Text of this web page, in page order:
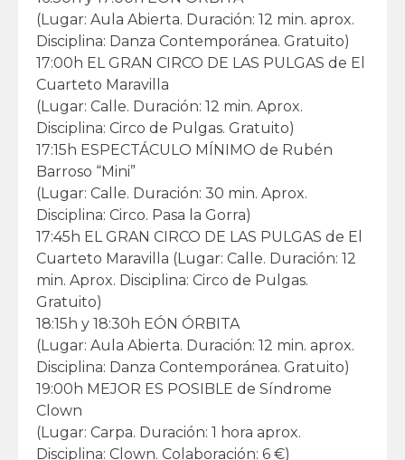
(Lugar: Aula Abierta. Duración: 12 min. aprox.
Disciplina: Danza Contemporánea. Gratuito)
17:00h EL GRAN CIRCO DE LAS PULGAS de El
Cuarteto Maravilla
(Lugar: Calle. Duración: 12 min. Aprox.
Disciplina: Circo de Pulgas. Gratuito)
17:15h ESPECTÁCULO MÍNIMO de Rubén
Barroso “Mini”
(Lugar: Calle. Duración: 30 min. Aprox.
Disciplina: Circo. Pasa la Gorra)
17:45h EL GRAN CIRCO DE LAS PULGAS de El
Cuarteto Maravilla (Lugar: Calle. Duración: 12
min. Aprox. Disciplina: Circo de Pulgas.
Gratuito)
18:15h y 18:30h EÓN ÓRBITA
(Lugar: Aula Abierta. Duración: 12 min. aprox.
Disciplina: Danza Contemporánea. Gratuito)
19:00h MEJOR ES POSIBLE de Síndrome
Clown
(Lugar: Carpa. Duración: 1 hora aprox.
Disciplina: Clown. Colaboración: 6 €)